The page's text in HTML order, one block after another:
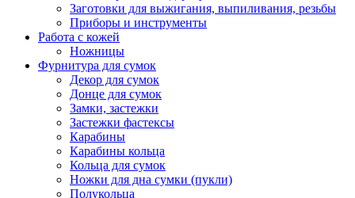
Заготовки для выжигания, выпиливания, резьбы
Приборы и инструменты
Работа с кожей
Ножницы
Фурнитура для сумок
Декор для сумок
Донце для сумок
Замки, застежки
Застежки фастексы
Карабины
Карабины кольца
Кольца для сумок
Ножки для дна сумки (пукли)
Полукольца